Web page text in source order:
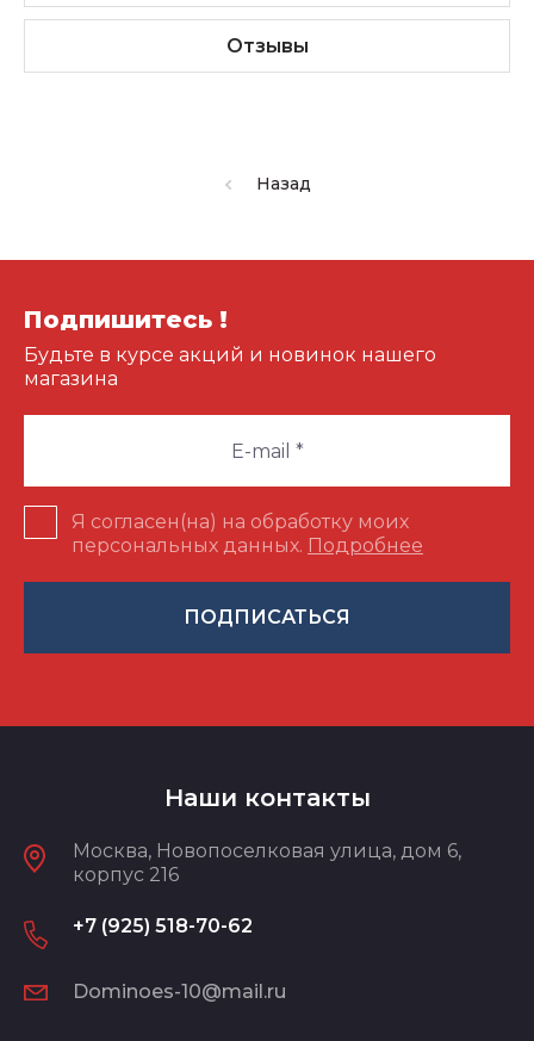
Отзывы
Назад
Подпишитесь !
Будьте в курсе акций и новинок нашего
магазина
Я согласен(на) на обработку моих
персональных данных. Подробнее
ПОДПИСАТЬСЯ
Наши контакты
Москва, Новопоселковая улица, дом 6,
корпус 216
+7 (925) 518-70-62
Dominoes-10@mail.ru